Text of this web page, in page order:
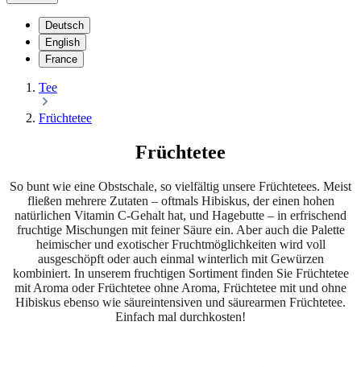
Deutsch
English
France
Tee
Früchtetee
Früchtetee
So bunt wie eine Obstschale, so vielfältig unsere Früchtetees. Meist
fließen mehrere Zutaten – oftmals Hibiskus, der einen hohen
natürlichen Vitamin C-Gehalt hat, und Hagebutte – in erfrischend
fruchtige Mischungen mit feiner Säure ein. Aber auch die Palette
heimischer und exotischer Fruchtmöglichkeiten wird voll
ausgeschöpft oder auch einmal winterlich mit Gewürzen
kombiniert. In unserem fruchtigen Sortiment finden Sie Früchtetee
mit Aroma oder Früchtetee ohne Aroma, Früchtetee mit und ohne
Hibiskus ebenso wie säureintensiven und säurearmen Früchtetee.
Einfach mal durchkosten!